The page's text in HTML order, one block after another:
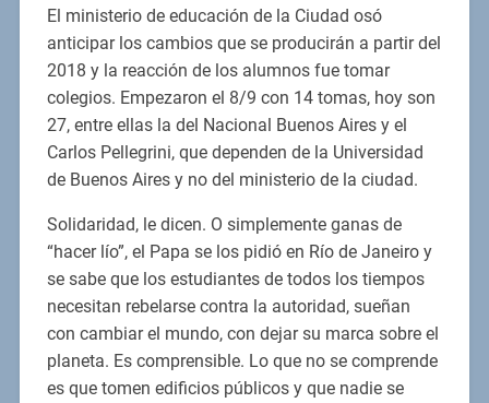
El ministerio de educación de la Ciudad osó
anticipar los cambios que se producirán a partir del
2018 y la reacción de los alumnos fue tomar
colegios. Empezaron el 8/9 con 14 tomas, hoy son
27, entre ellas la del Nacional Buenos Aires y el
Carlos Pellegrini, que dependen de la Universidad
de Buenos Aires y no del ministerio de la ciudad.
Solidaridad, le dicen. O simplemente ganas de
“hacer lío”, el Papa se los pidió en Río de Janeiro y
se sabe que los estudiantes de todos los tiempos
necesitan rebelarse contra la autoridad, sueñan
con cambiar el mundo, con dejar su marca sobre el
planeta. Es comprensible. Lo que no se comprende
es que tomen edificios públicos y que nadie se